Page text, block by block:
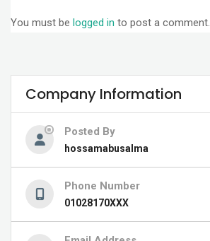
You must be logged in to post a comment.
Company Information
Posted By
hossamabusalma
Phone Number
01028170XXX